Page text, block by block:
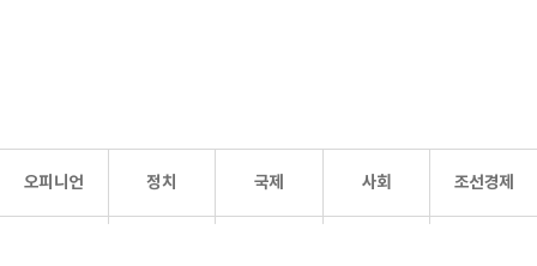
오피니언 정치 국제 사회 조선경제